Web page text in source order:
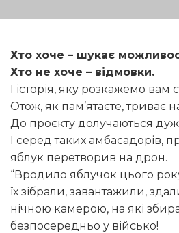
Хто хоче – шукає
Хто не хоче – відмовки.
І історія, яку розкажемо вам
Отож, як пам’ятаєте, триває
До проєкту долучаються
І серед таких амбасадорів,
яблук перетворив на дрон.
“Вродило яблучок цього
їх зібрали, завантажили,
нічною камерою, на які
безпосередньо у військо!